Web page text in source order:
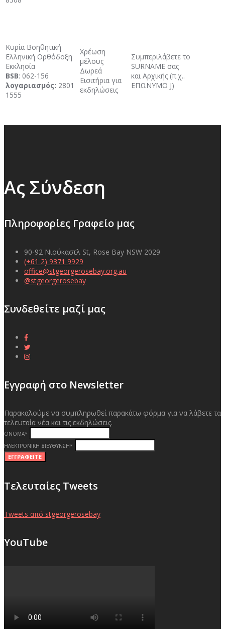
Κυρία Βοηθητική
Ελληνική Ορθόδοξη
Εκκλησία
BSB: 062-156
λογαριασμός: 2801
1555
Χρέωση
μέλους
Δωρεά
Εισιτήρια για
εκδηλώσεις
Συμπεριλάβετε το
SURNAME σας
και Αρχικής (π.χ..
ΕΠΩΝΥΜΟ J)
Ας Σύνδεση
Πληροφορίες Γραφείο μας
90-92 Νιούκαστλ St, Rose Bay NSW 2029
(+61 2) 9371 9929
office@stgeorgerosebay.org.au
@stgeorgerosebay
Συνδεθείτε μαζί μας
Εγγραφή στο Newsletter
Παρακαλούμε να συμπληρωθεί παρακάτω φόρμα για να λάβετε τα
τελευταία νέα και τις εκδηλώσεις.
ΟΝΟΜΑ*
ΗΛΕΚΤΡΟΝΙΚΗ ΔΙΕΥΘΥΝΣΗ*
Τελευταίες Tweets
Tweets από stgeorgerosebay
YouTube